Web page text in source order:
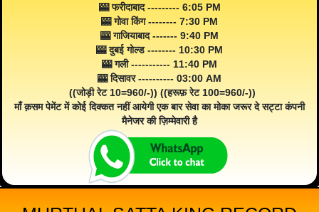
🎰 फरीदाबाद --------- 6:05 PM
🎰 गोवा किंग -------- 7:30 PM
🎰 गाजियाबाद ------- 9:40 PM
🎰 दुबई गोल्ड -------- 10:30 PM
🎰 गली ----------- 11:40 PM
🎰 दिसावर ---------- 03:00 AM
((जोड़ी रेट 10=960/-)) ((हरूफ़ रेट 100=960/-))
माँ क़सम पेमेंट में कोई दिक्कत नहीं आयेगी एक बार सेवा का मोका जरूर दे सट्टा कंपनी
मैनेजर की ज़िम्मेवारी है